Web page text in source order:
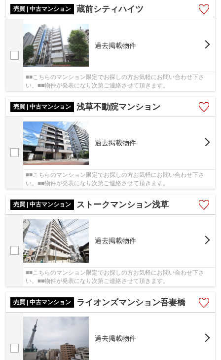
売買 | 中古マンション 蔵前シティハイツ
過去掲載物件
■■こちらのマンション限定でお探しの方お気軽にお問い合わせ下さ
い。■■物件が発表になり次第ご連絡させて頂きます。
売買 | 中古マンション 浅草不動院マンション
過去掲載物件
■■こちらのマンション限定でお探しの方お気軽にお問い合わせ下さ
い。■■物件が発表になり次第ご連絡させて頂きます。
売買 | 中古マンション ストークマンション浅草
過去掲載物件
■■こちらのマンション限定でお探しの方お気軽にお問い合わせ下さ
い。■■物件が発表になり次第ご連絡させて頂きます。
売買 | 中古マンション ライオンズマンション吾妻橋
過去掲載物件